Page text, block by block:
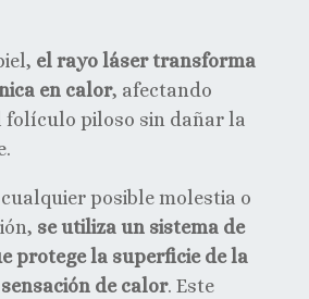
el rayo láser transforma
en calor, afectando
folículo piloso sin dañar la
posible molestia o
se utiliza un sistema de
protege la superficie de la
de calor. Este